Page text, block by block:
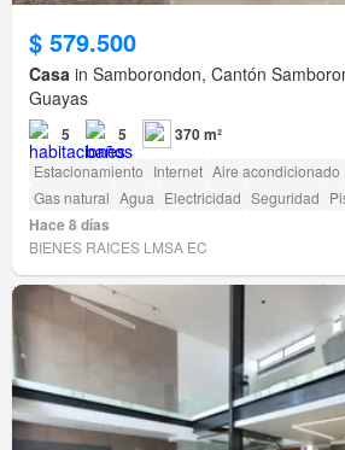
$ 579.500
Casa in Samborondon, Cantón
Guayas
5 5 370 m²
Estacionamiento Internet Aire acondicionado
Gas natural Agua Electricidad Seguridad
Hace 8 días
BIENES RAICES LMSA EC